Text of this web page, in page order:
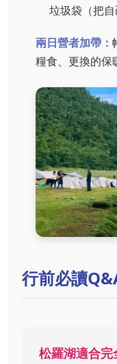
垃圾袋（把自
兩日營者加帶：
糧食、更換的保
行前必讀
松羅湖適合完